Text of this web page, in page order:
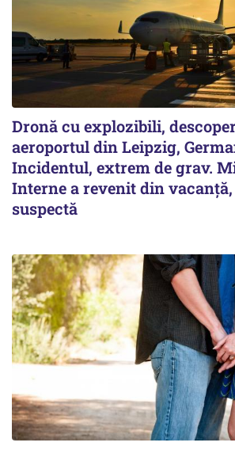
Dronă cu explozibili,
aeroportul din Leipzig,
Incidentul, extrem de grav.
Interne a revenit din vacanță,
suspectă